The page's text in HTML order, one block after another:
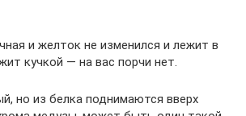
и желток не изменился и лежит в
кучкой — на вас порчи нет.
но из белка поднимаются вверх